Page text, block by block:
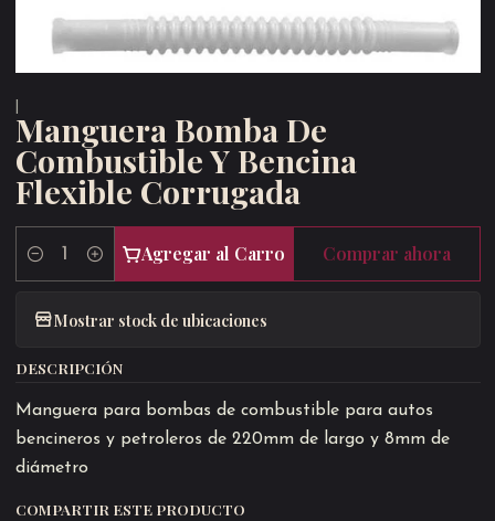
Manguera Bomba De
Combustible Y Bencina
Flexible Corrugada
Cantidad
Agregar al Carro Comprar ahora
Mostrar stock de ubicaciones
DESCRIPCIÓN
Manguera para bombas de combustible para autos
bencineros y petroleros de 220mm de largo y 8mm de
diámetro
COMPARTIR ESTE PRODUCTO